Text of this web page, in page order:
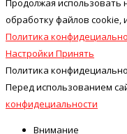
Продолжая использовать
обработку файлов cookie,
Политика
Настройки Принять
Политика
Перед использованием
конфидециальности
Внимание